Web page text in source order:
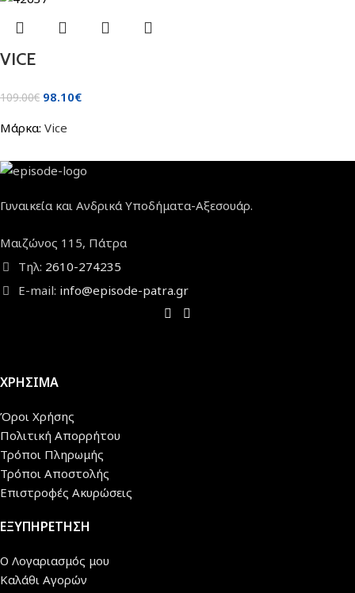
VICE
109.00€ 98.10€
Μάρκα: Vice
Γυναικεία και Ανδρικά Υποδήματα-Αξεσουάρ.
Μαιζώνος 115, Πάτρα
Τηλ: 2610-274235
E-mail: info@episode-patra.gr
ΧΡΗΣΙΜΑ
Όροι Χρήσης
Πολιτική Απορρήτου
Τρόποι Πληρωμής
Τρόποι Αποστολής
Επιστροφές Ακυρώσεις
ΕΞΥΠΗΡΕΤΗΣΗ
Ο Λογαριασμός μου
Καλάθι Αγορών